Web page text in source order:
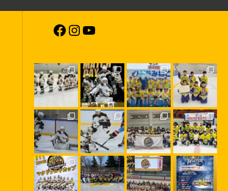
Facebook
Instagram
YouTube